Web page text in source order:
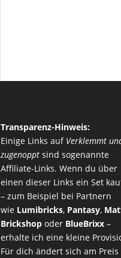
Transparenz-Hinweis:
Einige Links auf Verklemmt
zugenoppt sind sogenannte
Affiliate-Links. Wenn du über
einen dieser Links ein Set
– zum Beispiel bei Partnern
wie Lumibricks, Pantasy,
Brickshop oder BlueBrixx –
erhalte ich eine kleine
Für dich ändert sich am Preis